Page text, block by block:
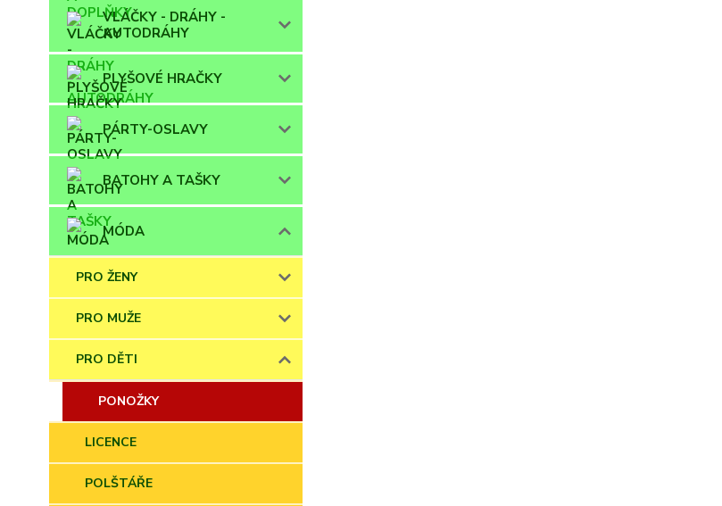
VLÁČKY - DRÁHY -
AUTODRÁHY
PLYŠOVÉ HRAČKY
PÁRTY-OSLAVY
BATOHY A TAŠKY
MÓDA
PRO ŽENY
PRO MUŽE
PRO DĚTI
PONOŽKY
LICENCE
POLŠTÁŘE